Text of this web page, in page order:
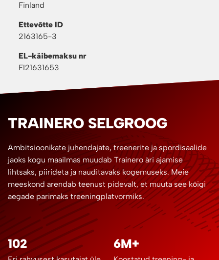
Finland
Ettevõtte ID
2163165-3
EL-käibemaksu nr
FI21631653
TRAINERO SELGROOG
Ambitsioonikate juhendajate, treenerite ja spordisaalide
jaoks kogu maailmas muudab Trainero äri ajamise
lihtsaks, piirideta ja nauditavaks kogemuseks. Meie
meeskond arendab teenust pidevalt, et muuta see kõigi
aegade parimaks treeningplatvormiks.
102 6M+